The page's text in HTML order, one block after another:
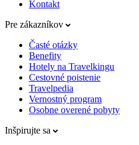
Kontakt
Pre zákazníkov
Časté otázky
Benefity
Hotely na Travelkingu
Cestovné poistenie
Travelpedia
Vernostný program
Osobne overené pobyty
Inšpirujte sa